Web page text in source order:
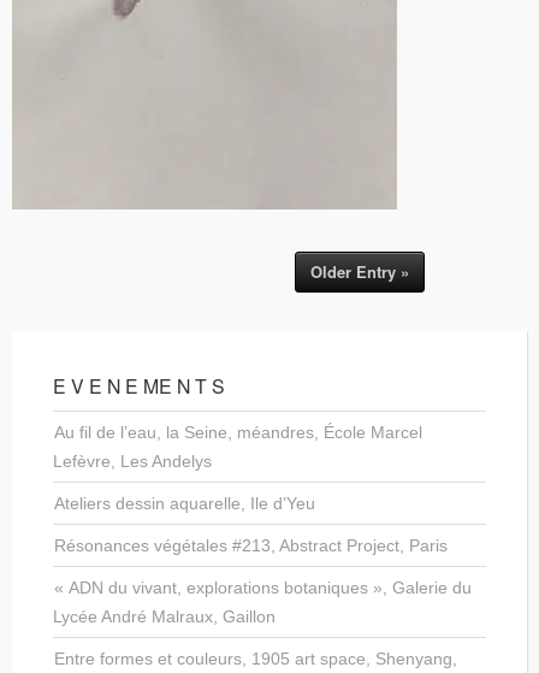
Older Entry »
E V E N E ME N T S
Au fil de l’eau, la Seine, méandres, École Marcel
Lefèvre, Les Andelys
Ateliers dessin aquarelle, Ile d’Yeu
Résonances végétales #213, Abstract Project, Paris
« ADN du vivant, explorations botaniques », Galerie du
Lycée André Malraux, Gaillon
Entre formes et couleurs, 1905 art space, Shenyang,